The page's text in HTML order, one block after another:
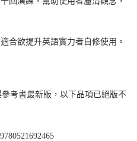
合欲提升英語實力者自修使用。
考書最新版，以下品項已絕版不